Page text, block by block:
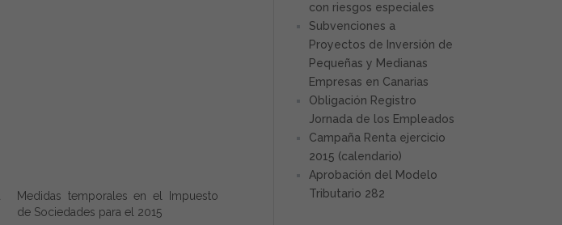
Medidas temporales en el Impuesto
de Sociedades para el 2015
con riesgos especiales
Subvenciones a
Proyectos de Inversión de
Pequeñas y Medianas
Empresas en Canarias
Obligación Registro
Jornada de los Empleados
Campaña Renta ejercicio
2015 (calendario)
Aprobación del Modelo
Tributario 282